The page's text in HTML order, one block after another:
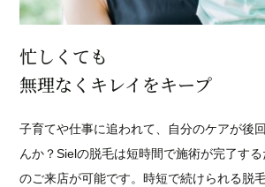
忙しくても
無理なくキレイをキープ
子育てや仕事に追われて、自分のケアが後
んか？Sielの脱毛は短時間で施術が完了す
のご来店が可能です。時短で続けられる脱